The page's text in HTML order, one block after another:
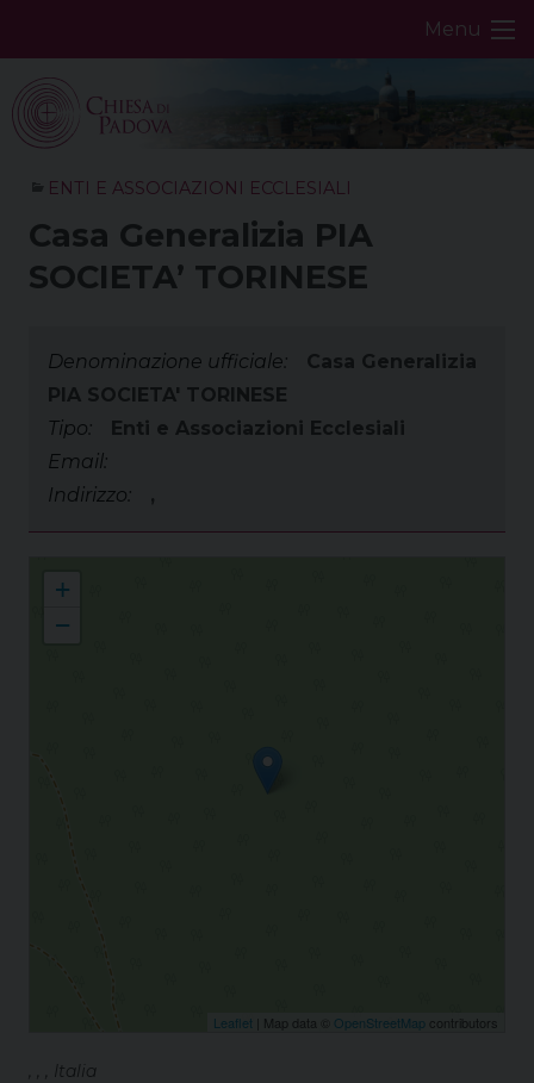
Menu
ENTI E ASSOCIAZIONI ECCLESIALI
Casa Generalizia PIA
SOCIETA’ TORINESE
Denominazione ufficiale:
Casa Generalizia
PIA SOCIETA' TORINESE
Tipo:
Enti e Associazioni Ecclesiali
Email:
Indirizzo:
,
+
−
Leaflet | Map data © OpenStreetMap contributors
, , , Italia